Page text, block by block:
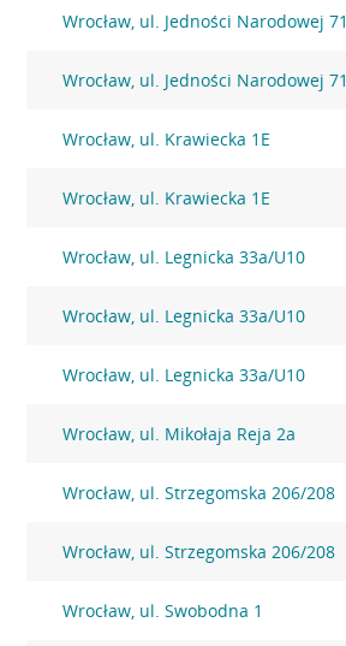
Wrocław, ul. Jedności Narodowej 71
Wrocław, ul. Jedności Narodowej 71
Wrocław, ul. Krawiecka 1E
Wrocław, ul. Krawiecka 1E
Wrocław, ul. Legnicka 33a/U10
Wrocław, ul. Legnicka 33a/U10
Wrocław, ul. Legnicka 33a/U10
Wrocław, ul. Mikołaja Reja 2a
Wrocław, ul. Strzegomska 206/208
Wrocław, ul. Strzegomska 206/208
Wrocław, ul. Swobodna 1